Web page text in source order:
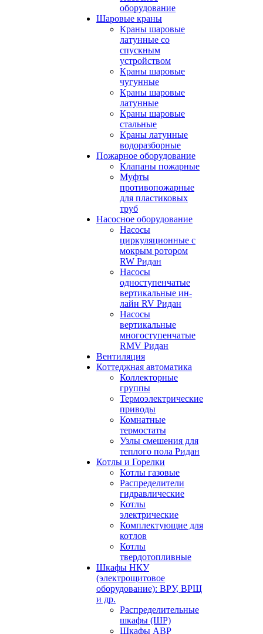
оборудование
Шаровые краны
Краны шаровые
латунные со
спускным
устройством
Краны шаровые
чугунные
Краны шаровые
латунные
Краны шаровые
стальные
Краны латунные
водоразборные
Пожарное оборудование
Клапаны пожарные
Муфты
противопожарные
для пластиковых
труб
Насосное оборудование
Насосы
циркуляционные с
мокрым ротором
RW Ридан
Насосы
одноступенчатые
вертикальные ин-
лайн RV Ридан
Насосы
вертикальные
многоступенчатые
RMV Ридан
Вентиляция
Коттеджная автоматика
Коллекторные
группы
Термоэлектрические
приводы
Комнатные
термостаты
Узлы смешения для
теплого пола Ридан
Котлы и Горелки
Котлы газовые
Распределители
гидравлические
Котлы
электрические
Комплектующие для
котлов
Котлы
твердотопливные
Шкафы НКУ
(электрощитовое
оборудование): ВРУ, ВРЩ
и др.
Распределительные
шкафы (ШР)
Шкафы АВР